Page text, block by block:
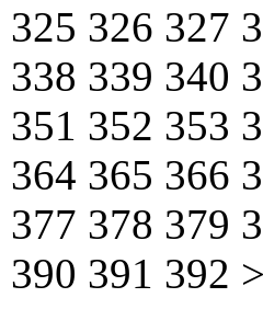
325 326 327
338 339 340
351 352 353
364 365 366
377 378 379
390 391 392